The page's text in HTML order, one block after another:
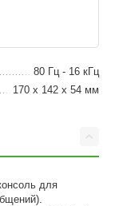
80 Гц - 16 кГц
170 x 142 x 54 мм
для